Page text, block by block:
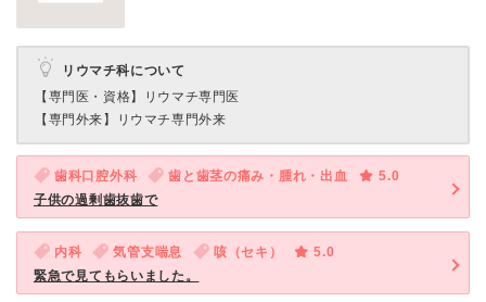
リウマチ科について
【専門医・資格】
リウマチ専門医
【専門外来】
リウマチ専門外来
歯科口腔外科 歯と歯茎の痛み・腫れ・出血
5.0
子供の過剰歯抜歯で
内科 気管支喘息 咳（セキ）
5.0
緊急で見てもらいました。